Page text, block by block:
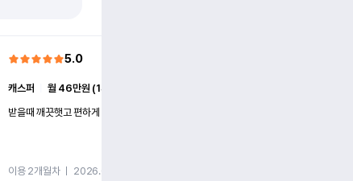
5.0
캐스퍼
월 46만원 (1개월)
받을때 깨끗햇고 편하게 잘이용했습니다!
이용 2개월차ㅣ 2026.07.08